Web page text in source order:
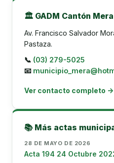
🏛️ GADM Cantón Mera
Av. Francisco Salvador
Pastaza.
📞 (03) 279-5025
📧
Ver contacto completo →
📚 Más actas
28 DE MAYO DE 2026
Acta 194 24 Octubre